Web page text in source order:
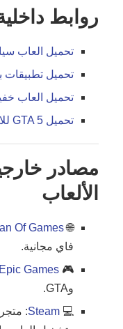
روابط
تحميل العاب
تحميل تطبيقات
تحميل العاب
تحميل GTA 5 للاندرويد بدون نت
مصادر
الألعاب
🌐
Of Games
فاي مجانية.
🎮
Epic Games
وGTA.
💻
Steam: متجر